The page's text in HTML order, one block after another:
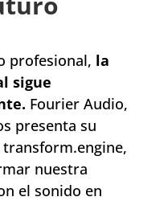
profesional, la
sigue
Fourier Audio,
presenta su
nuestra
el sonido en